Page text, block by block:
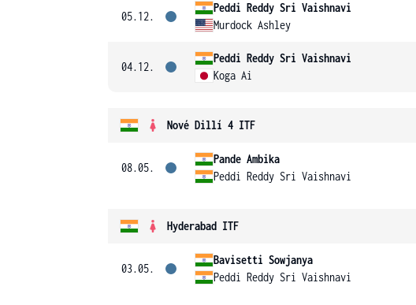
05.12.
Peddi Reddy Sri Vaishnavi
Murdock Ashley
04.12.
Peddi Reddy Sri Vaishnavi
Koga Ai
Nové Dillí 4 ITF
08.05.
Pande Ambika
Peddi Reddy Sri Vaishnavi
Hyderabad ITF
03.05.
Bavisetti Sowjanya
Peddi Reddy Sri Vaishnavi